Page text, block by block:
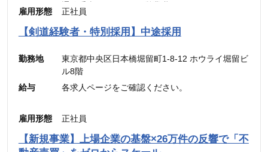
通信手当： 3,000円（営業職のみ）
———————————
合計 ：300,000円 ＋ インセンティブ
雇用形態 正社員
【剣道経験者・特別採用】中途採用
勤務地
東京都中央区日本橋堀留町1-8-12 ホウライ堀留ビ
ル8階
給与
各求人ページをご確認ください。
雇用形態 正社員
【新規事業】上場企業の基盤×26万件の反響で「不